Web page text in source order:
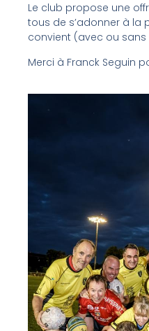
Le club propose une
tous de s’adonner à la
convient (avec ou
Merci à Franck Seguin